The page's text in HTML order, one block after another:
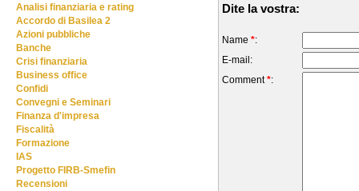
Dite la vostra:
Name *:
E-mail:
Comment*:
Analisi finanziaria e rating
Accordo di Basilea 2
Azioni pubbliche
Banche
Crisi finanziaria
Business office
Confidi
Convegni e Seminari
Finanza d'impresa
Fiscalità
Formazione
IAS
Progetto FIRB-Smefin
Recensioni